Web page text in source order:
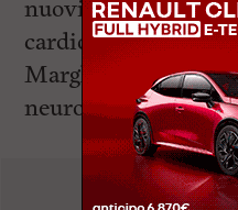
nuovi farmaci con
cardio-renale
Margherita
neuropatia